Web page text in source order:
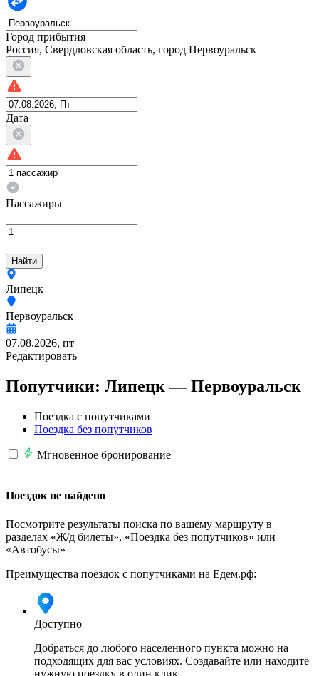
Город прибытия
Россия, Свердловская область, город Первоуральск
Дата
Пассажиры
Найти
Липецк
Первоуральск
07.08.2026, пт
Редактировать
Попутчики: Липецк —Первоуральск
Поездка с попутчиками
Поездка без попутчиков
Мгновенное бронирование
Поездок не найдено
Посмотрите результаты поиска по вашему маршруту в
разделах «Ж/д билеты», «Поездка без попутчиков» или
«Автобусы»
Преимущества поездок с попутчиками на Едем.рф:
Доступно
Добраться до любого населенного пункта можно на
подходящих для вас условиях. Создавайте или находите
нужную поездку в один клик.